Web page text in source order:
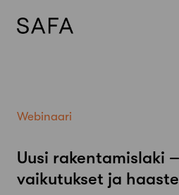
Webinaari
Uusi rakentamislaki
vaikutukset ja